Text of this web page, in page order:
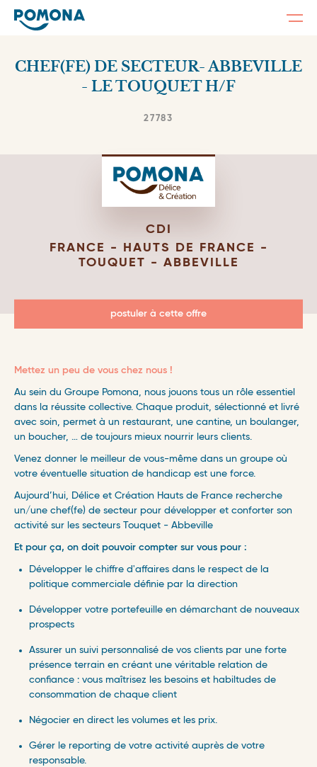
mainCHEF(FE) DE SECTEUR- ABBEVILLE
- LE TOUQUET H/F
27783
CDI
FRANCE - HAUTS DE FRANCE -
TOUQUET - ABBEVILLE
postuler à cette offre
Mettez un peu de vous chez nous !
Au sein du Groupe Pomona, nous jouons tous un rôle essentiel
dans la réussite collective. Chaque produit, sélectionné et livré
avec soin, permet à un restaurant, une cantine, un boulanger,
un boucher, … de toujours mieux nourrir leurs clients.
Venez donner le meilleur de vous-même dans un groupe où
votre éventuelle situation de handicap est une force.
Aujourd’hui, Délice et Création Hauts de France recherche
un/une chef(fe) de secteur pour développer et conforter son
activité sur les secteurs Touquet - Abbeville
Et pour ça, on doit pouvoir compter sur vous pour :
Développer le chiffre d'affaires dans le respect de la
politique commerciale définie par la direction
Développer votre portefeuille en démarchant de nouveaux
prospects
Assurer un suivi personnalisé de vos clients par une forte
présence terrain en créant une véritable relation de
confiance : vous maîtrisez les besoins et habiltudes de
consommation de chaque client
Négocier en direct les volumes et les prix.
Gérer le reporting de votre activité auprès de votre
responsable.